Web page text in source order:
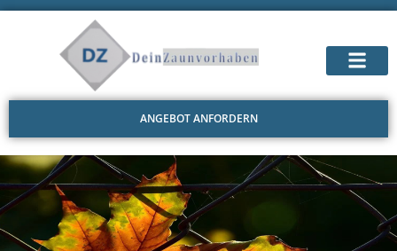
ANGEBOT ANFORDERN